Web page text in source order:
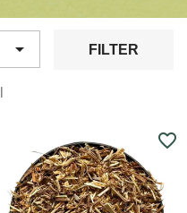
 FILTER
favorite_border